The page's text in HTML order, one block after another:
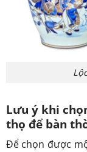
Lưu ý khi
thọ để bàn
Để chọn được